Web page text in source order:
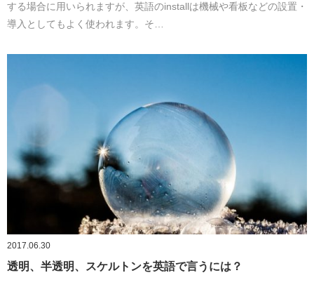
する場合に用いられますが、英語のinstallは機械や看板などの設置・
導入としてもよく使われます。そ…
2017.06.30
透明、半透明、スケルトンを英語で言うには？